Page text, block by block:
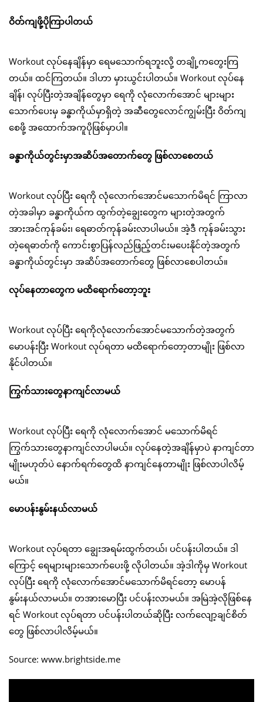
ဝိတ်ကျဖို့ပိုကြာပါတယ်
Workout လုပ်နေချိန်မှာ ရေမသောက်ရဘူးလို့ တချို့ကတွေးကြ
တယ်။ ထင်ကြတယ်။ ဒါဟာ မှားယွင်းပါတယ်။ Workout လုပ်နေ
ချိန်၊ လုပ်ပြီးတဲ့အချိန်တွေမှာ ရေကို လုံလောက်အောင် များများ
သောက်ပေးမှ ခန္ဓာကိုယ်မှာရှိတဲ့ အဆီတွေလောင်ကျွမ်းပြီး ဝိတ်ကျ
စေဖို့ အထောက်အကူပိုဖြစ်မှာပါ။
ခန္ဓာကိုယ်တွင်းမှာအဆိပ်အတောက်တွေ ဖြစ်လာစေတယ်
Workout လုပ်ပြီး ရေကို လုံလောက်အောင်မသောက်မိရင် ကြာလာ
တဲ့အခါမှာ ခန္ဓာကိုယ်က ထွက်တဲ့ချွေးတွေက များတဲ့အတွက်
အားအင်ကုန်ခမ်း၊ ရေဓာတ်ကုန်ခမ်းလာပါမယ်။ အဲ့ဒီ ကုန်ခမ်းသွား
တဲ့ရေဓာတ်ကို ကောင်းစွာပြန်လည်ဖြည့်တင်းမပေးနိုင်တဲ့အတွက်
ခန္ဓာကိုယ်တွင်းမှာ အဆိပ်အတောက်တွေ ဖြစ်လာစေပါတယ်။
လုပ်နေတာတွေက မထိရောက်တော့ဘူး
Workout လုပ်ပြီး ရေကိုလုံလောက်အောင်မသောက်တဲ့အတွက်
မောပန်းပြီး Workout လုပ်ရတာ မထိရောက်တော့တာမျိုး ဖြစ်လာ
နိုင်ပါတယ်။
ကြွက်သားတွေနာကျင်လာမယ်
Workout လုပ်ပြီး ရေကို လုံလောက်အောင် မသောက်မိရင်
ကြွက်သားတွေနာကျင်လာပါမယ်။ လုပ်နေတဲ့အချိန်မှာပဲ နာကျင်တာ
မျိုးမဟုတ်ပဲ နောက်ရက်တွေထိ နာကျင်နေတာမျိုး ဖြစ်လာပါလိမ့်
မယ်။
မောပန်းနွမ်းနယ်လာမယ်
Workout လုပ်ရတာ ချွေးအရမ်းထွက်တယ်၊ ပင်ပန်းပါတယ်။ ဒါ
ကြောင့် ရေများများသောက်ပေးဖို့ လိုပါတယ်။ အဲ့ဒါကိုမှ Workout
လုပ်ပြီး ရေကို လုံလောက်အောင်မသောက်မိရင်တော့ မောပန်
နွမ်းနယ်လာမယ်။ တအားမောပြီး ပင်ပန်းလာမယ်။ အမြဲအဲ့လိုဖြစ်နေ
ရင် Workout လုပ်ရတာ ပင်ပန်းပါတယ်ဆိုပြီး လက်လျော့ချင်စိတ်
တွေ ဖြစ်လာပါလိမ့်မယ်။
Source: www.brightside.me